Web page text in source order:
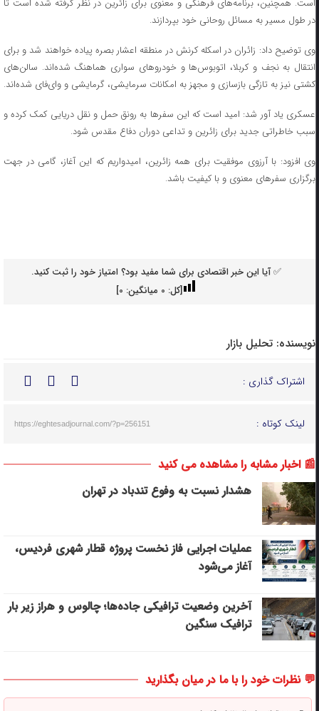
در طول مسیر به مسائل روحانی خود بپردازند.
وی توضیح داد: زائران در اسکله کرنش در منطقه اعشار بصره پیاده خواهند شد و برای
انتقال به نجف و کربلا، اتوبوس‌ها و خودروهای سواری هماهنگ شده‌اند. سالن‌های
کشتی نیز به تازگی بازسازی و مجهز به امکانات سرمایشی، گرمایشی و وای‌فای شده‌اند.
عسکری یاد آور شد: امید است که این سفرها به رونق حمل و نقل دریایی کمک کرده و
سبب خاطراتی جدید برای زائرین و تداعی دوران دفاع مقدس شود.
وی افزود: با آرزوی موفقیت برای همه زائرین، امیدواریم که این آغاز، گامی در جهت
برگزاری سفرهای معنوی و با کیفیت باشد.
✅ آیا این خبر اقتصادی برای شما مفید بود؟ امتیاز خود را ثبت کنید.
[کل: 0میانگین: 0
]
نویسنده: تحلیل بازار
اشتراک گذاری :
لینک کوتاه : https://eghtesadjournal.com/?p=256151
📰 اخبار مشابه را مشاهده می کنید
هشدار نسبت به وفوع تندباد در تهران
عملیات اجرایی فاز نخست پروژه قطار شهری فردیس،
آغاز می‌شود
آخرین وضعیت ترافیکی جاده‌ها؛ چالوس و هراز زیر بار
ترافیک سنگین
💬 نظرات خود را با ما در میان بگذارید